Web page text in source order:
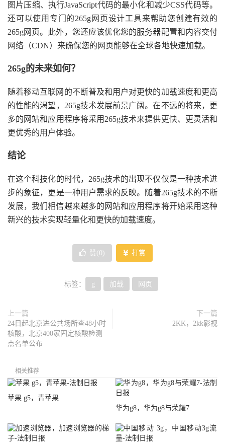
图片压缩、执行JavaScript代码的最小化和减少CSS代码等。
还可以使用专门的265g网页设计工具来帮助您创建有效的
265g网页。此外，您还应该优化您的服务器配置和内容交付
网络（CDN）来确保您的网页能够在全球各地快速加载。
265g的未来如何？
随着移动互联网的不断普及和用户对更快的加载速度和更高
的性能的渴望，265g技术发展前景广阔。在不远的将来，更
多的网站和应用程序将采用265g技术来提供更快、更灵活和
更优秀的用户体验。
结论
在这个科技化的时代，265g技术的出现不仅仅是一种技术进
步的象征，更是一种用户需求的反映。随着265g技术的不断
发展，我们相信越来越多的网站和应用程序将开始采用这种
新兴的技术实现轻量化和更快的加载速度。
赞( 0 ) 打赏
标签： g 加载 网页
上一篇
24日起北京进公共场所查48小时
核酸，北京400家固定核酸检测
点名单公布
下一篇
2KK，2kk影视
相关推荐
苹果 g5，青苹果
华为g8，华为g8与荣耀7